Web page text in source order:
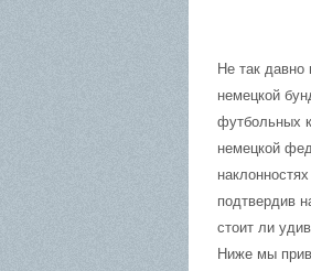
Не так
немецкой
футбольных
немецкой
подтвердив
стоит ли
Ниже мы